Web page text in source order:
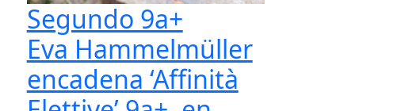
Segundo 9a+
Eva Hammelmüller
encadena ‘Affinità